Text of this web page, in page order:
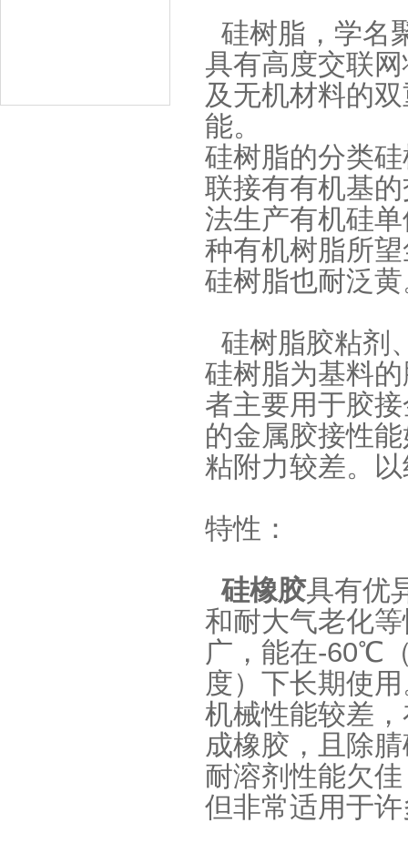
硅树脂，学名
具有高度交联
及无机材料的
能。
硅树脂的分类
联接有有机基
法生产有机硅
种有机树脂所
硅树脂也耐泛
硅树脂胶粘剂
硅树脂为基料
者主要用于胶
的金属胶接性
粘附力较差。
特性：
硅橡胶具有优
和耐大气老化
广，能在-60℃
度）下长期使
机械性能较差
成橡胶，且除
耐溶剂性能欠
但非常适用于